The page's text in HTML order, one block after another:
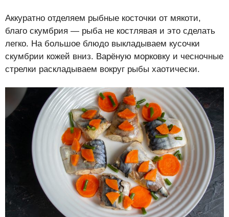
Аккуратно отделяем рыбные косточки от мякоти,
благо скумбрия — рыба не костлявая и это сделать
легко. На большое блюдо выкладываем кусочки
скумбрии кожей вниз. Варёную морковку и чесночные
стрелки раскладываем вокруг рыбы хаотически.